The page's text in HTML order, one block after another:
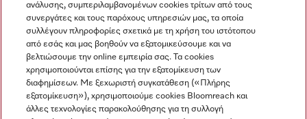
Miele στο Instagram
Miele στο Facebook
Miele στο Youtube
ανάλυσης, συμπεριλαμβανομένων cookies τρίτων από τους
συνεργάτες και τους παρόχους υπηρεσιών μας, τα οποία
συλλέγουν πληροφορίες σχετικά με τη χρήση του ιστότοπου
από εσάς και μας βοηθούν να εξατομικεύσουμε και να
βελτιώσουμε την online εμπειρία σας. Τα cookies
χρησιμοποιούνται επίσης για την εξατομίκευση των
διαφημίσεων. Με ξεχωριστή συγκατάθεση («Πλήρης
εξατομίκευση»), χρησιμοποιούμε cookies Bloomreach και
άλλες τεχνολογίες παρακολούθησης για τη συλλογή